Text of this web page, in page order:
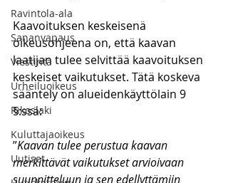
Ravintola-ala
Sananvapaus
Viestintä
Urheiluoikeus
Rikoslaki
Kuluttajaoikeus
Uutiset
Kaavoituksen keskeisenä
oikeusohjeena on, että kaavan
laatijan tulee selvittää kaavoituksen
keskeiset vaikutukset. Tätä koskeva
sääntely on alueidenkäyttölain 9
§:ssä:
”Kaavan tulee perustua kaavan
merkittävät vaikutukset arvioivaan
suunnitteluun ja sen edellyttämiin